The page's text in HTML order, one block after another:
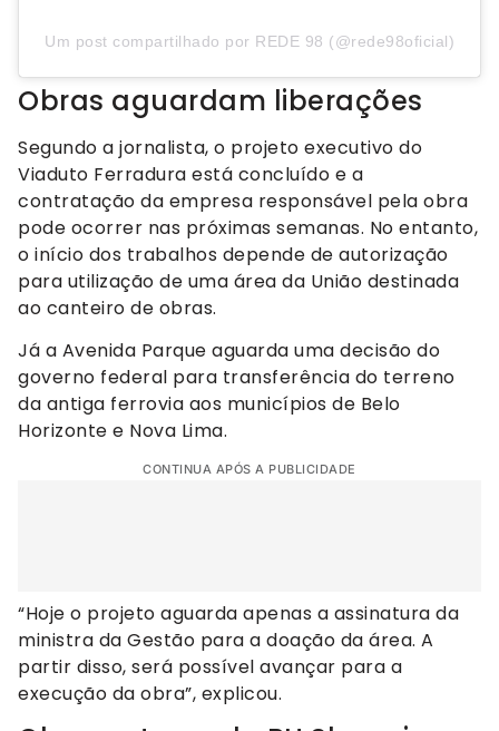
Um post compartilhado por REDE 98 (@rede98oficial)
Obras aguardam liberações
Segundo a jornalista, o projeto executivo do
Viaduto Ferradura está concluído e a
contratação da empresa responsável pela obra
pode ocorrer nas próximas semanas. No entanto,
o início dos trabalhos depende de autorização
para utilização de uma área da União destinada
ao canteiro de obras.
Já a Avenida Parque aguarda uma decisão do
governo federal para transferência do terreno
da antiga ferrovia aos municípios de Belo
Horizonte e Nova Lima.
CONTINUA APÓS A PUBLICIDADE
“Hoje o projeto aguarda apenas a assinatura da
ministra da Gestão para a doação da área. A
partir disso, será possível avançar para a
execução da obra”, explicou.